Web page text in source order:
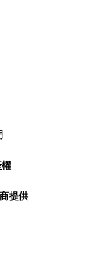
提供